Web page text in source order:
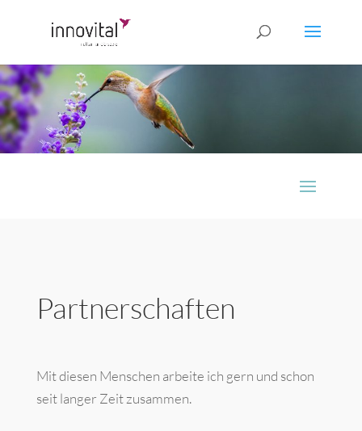
Partnerschaften
Mit diesen Menschen arbeite ich gern und schon
seit langer Zeit zusammen.